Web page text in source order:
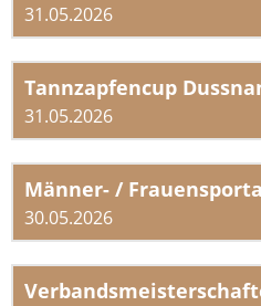
31.05.2026
Tannzapfencup
31.05.2026
Männer- /
30.05.2026